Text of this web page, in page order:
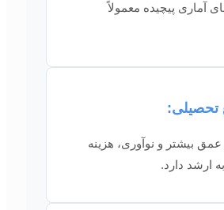
آماری پیچیده معمولاً
بیشتر و نوآوری، هزینه
ارشد دارد.